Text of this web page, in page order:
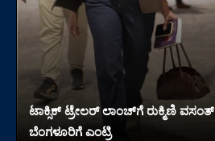
ಟಾಕ್ಸಿಕ್ ಟ್ರೇಲರ್ ಲಾಂಚ್​​​ಗೆ ರುಕ್ಮಿಣಿ ವಸಂತ್
ಬೆಂಗಳೂರಿಗೆ ಎಂಟ್ರಿ